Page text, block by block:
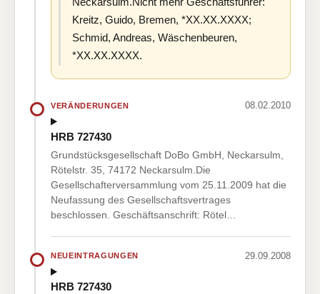
Kreitz, Guido, Bremen, *XX.XX.XXXX;
Schmid, Andreas, Wäschenbeuren,
*XX.XX.XXXX.
VERÄNDERUNGEN 08.02.2010
HRB 727430
Grundstücksgesellschaft DoBo GmbH, Neckarsulm,
Rötelstr. 35, 74172 Neckarsulm.Die
Gesellschafterversammlung vom 25.11.2009 hat die
Neufassung des Gesellschaftsvertrages
beschlossen. Geschäftsanschrift: Rötel…
NEUEINTRAGUNGEN 29.09.2008
HRB 727430